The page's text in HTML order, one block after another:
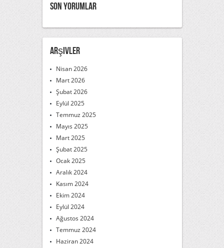
Son Yorumlar
Arşivler
Nisan 2026
Mart 2026
Şubat 2026
Eylül 2025
Temmuz 2025
Mayıs 2025
Mart 2025
Şubat 2025
Ocak 2025
Aralık 2024
Kasım 2024
Ekim 2024
Eylül 2024
Ağustos 2024
Temmuz 2024
Haziran 2024